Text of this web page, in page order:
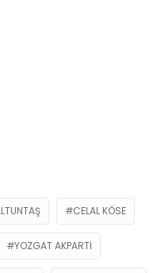
CELAL KÖSE
YOZGAT AKPARTI